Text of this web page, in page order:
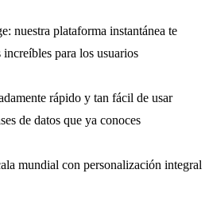
nuestra plataforma instantánea te
para los usuarios
rápido y tan fácil de usar
de datos que ya conoces
mundial con personalización integral